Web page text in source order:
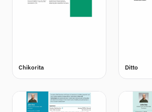
Chikorita Ditto